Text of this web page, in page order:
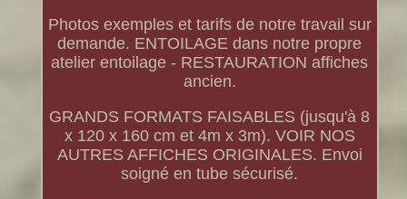
Photos exemples et tarifs de notre travail sur
demande. ENTOILAGE dans notre propre
atelier entoilage - RESTAURATION affiches
ancien.
GRANDS FORMATS FAISABLES (jusqu'à 8
x 120 x 160 cm et 4m x 3m). VOIR NOS
AUTRES AFFICHES ORIGINALES. Envoi
soigné en tube sécurisé.